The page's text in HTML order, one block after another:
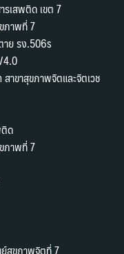
เสพติด เขต 7
ภาพที่ 7
ย รง.506s
าขาสุขภาพจิตและจิตเวช
ด
ภาพที่ 7
ย์สุขภาพจิตที่ 7